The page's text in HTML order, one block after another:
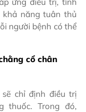
năng tuân thủ
người bệnh có thể
cổ chân
chỉ định điều trị
thuốc. Trong đó,